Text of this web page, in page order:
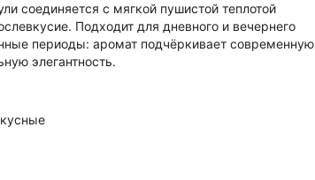
соединяется с мягкой пушистой теплотой
Подходит для дневного и вечернего
периоды: аромат подчёркивает современную
элегантность.